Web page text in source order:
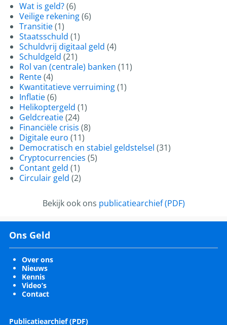
Wat is geld?(6)
Veilige rekening(6)
Transitie(1)
Staatsschuld (1)
Schuldvrij digitaal geld (4)
Schuldgeld (21)
Rol van (centrale) banken (11)
Rente(4)
Kwantitatieve verruiming(1)
Inflatie(6)
Helikoptergeld (1)
Geldcreatie(24)
Financiële crisis (8)
Digitale euro (11)
Democratisch en stabiel geldstelsel (31)
Cryptocurrencies (5)
Contant geld (1)
Circulair geld (2)
Bekijk ook ons publicatiearchief (PDF)
Ons Geld
Over ons
Nieuws
Kennis
Video’s
Contact
Publicatiearchief (PDF)